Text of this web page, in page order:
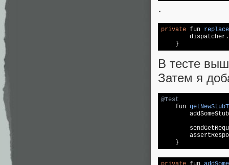
.
private fun
В тесте
Затем я
@Test
fun